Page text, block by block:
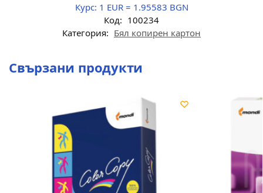
Курс: 1 EUR = 1.95583 BGN
Код: 100234
Категория: Бял копирен картон
Свързани продукти